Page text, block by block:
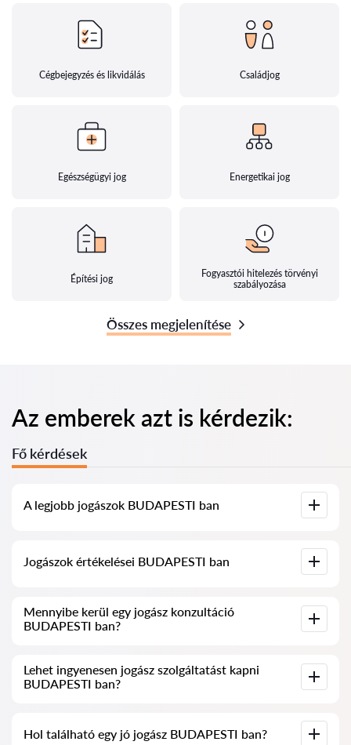
Cégbejegyzés és likvidálás Családjog
Egészségügyi jog Energetikai jog
Építési jog
Fogyasztói hitelezés törvényi
szabályozása
Összes megjelenítése
Az emberek azt is kérdezik:
Fő kérdések
A legjobb jogászok BUDAPESTI ban
teljes információval. Árak, értékelések, telefonszám és cím.
Jogászok értékelései BUDAPESTI ban
jogászokról, nem töröljük a negatív véleményeket, és nincs
lehetőség manipulálni azokat.
Mennyibe kerül egy jogász konzultáció
BUDAPESTI ban?
kezdődik és felfelé (az árak a kérdés bonyolultságától és a
válasz formájától függően változhatnak).
Lehet ingyenesen jogász szolgáltatást kapni
BUDAPESTI ban?
próbálja meg feltenni. Ha nem bonyolult, és gyorsan lehet rá
Hol található egy jó jogász BUDAPESTI ban?